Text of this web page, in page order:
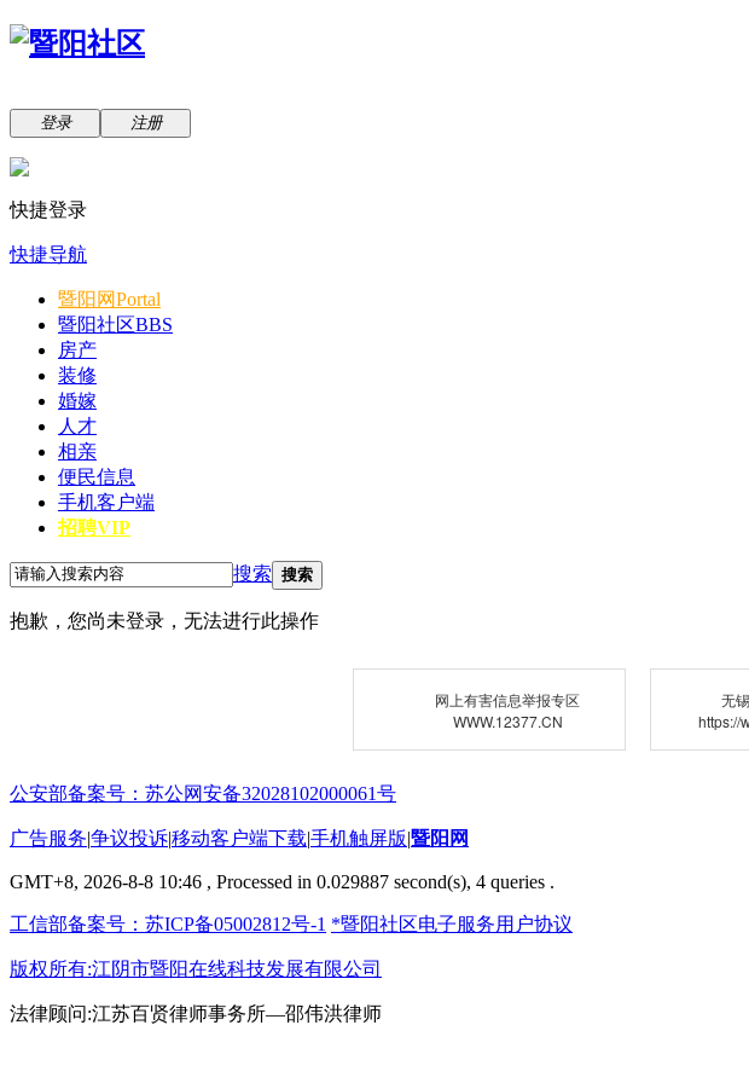
登录 注册
快捷登录
快捷导航
暨阳网Portal
暨阳社区BBS
房产
装修
婚嫁
人才
相亲
便民信息
手机客户端
招聘VIP
搜索 搜索
抱歉，您尚未登录，无法进行此操作
网上有害信息举报专区
WWW.12377.CN
无
https://
公安部备案号：苏公网安备32028102000061号
广告服务|争议投诉|移动客户端下载|手机触屏版|暨阳网
GMT+8, 2026-8-8 10:46 , Processed in 0.029887 second(s), 4 queries .
工信部备案号：苏ICP备05002812号-1 *暨阳社区电子服务用户协议
版权所有:江阴市暨阳在线科技发展有限公司
法律顾问:江苏百贤律师事务所—邵伟洪律师